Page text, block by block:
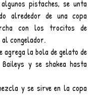
pistaches, se unta
alrededor de una copa
con los trocitos de
congelador.
agrega la bola de gelato de
y se shakea hasta
y se sirve en la copa